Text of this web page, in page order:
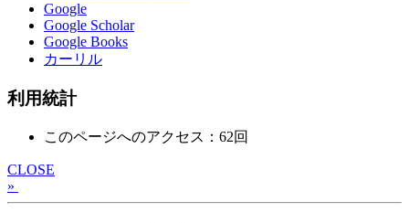
Google
Google Scholar
Google Books
カーリル
利用統計
このページへのアクセス：62回
CLOSE
»